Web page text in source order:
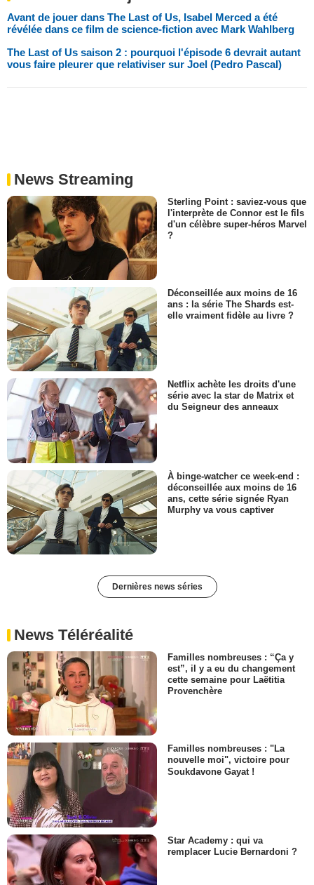
Avant de jouer dans The Last of Us, Isabel Merced a été
révélée dans ce film de science-fiction avec Mark Wahlberg
The Last of Us saison 2 : pourquoi l'épisode 6 devrait autant
vous faire pleurer que relativiser sur Joel (Pedro Pascal)
News Streaming
Sterling Point : saviez-vous que
l'interprète de Connor est le fils
d'un célèbre super-héros Marvel
?
Déconseillée aux moins de 16
ans : la série The Shards est-
elle vraiment fidèle au livre ?
Netflix achète les droits d'une
série avec la star de Matrix et
du Seigneur des anneaux
À binge-watcher ce week-end :
déconseillée aux moins de 16
ans, cette série signée Ryan
Murphy va vous captiver
Dernières news séries
News Téléréalité
Familles nombreuses : “Ça y
est”, il y a eu du changement
cette semaine pour Laëtitia
Provenchère
Familles nombreuses : "La
nouvelle moi", victoire pour
Soukdavone Gayat !
Star Academy : qui va
remplacer Lucie Bernardoni ?